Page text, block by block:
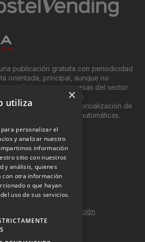
publicación gratuita con periodicidad
orientada, principal, aunque no
profesionales y empresas del sector
con el que se conoce
profesionales a la comercialización de
a través de máquinas automáticas.
seguridad de la información
×
utiliza
personalizar el
y analizar nuestro
información
sitio con nuestros
y análisis, quienes
con otra información
o que hayan
uso de sus servicios.